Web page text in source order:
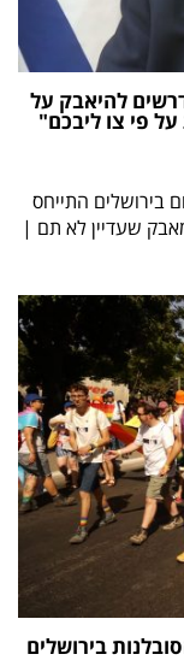
להיאבק על
פי צו ליבכם"
בירושלים התייחס
שעדיין לא תם |